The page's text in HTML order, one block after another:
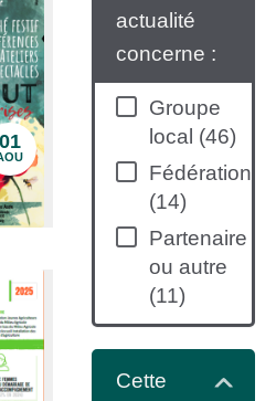
actualité
concerne :
Groupe
local (46)
Fédération
(14)
Partenaire
ou autre
(11)
Cette
01